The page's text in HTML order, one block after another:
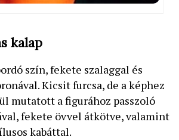
kalap
szín, fekete szalaggal és
Kicsit furcsa, de a képhez
mutatott a figurához passzoló
fekete övvel átkötve, valamint
kabáttal.